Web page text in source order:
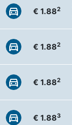
€ 1.882
€ 1.882
€ 1.882
€ 1.883